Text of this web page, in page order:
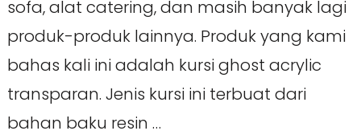
sofa, alat catering, dan masih banyak lagi
produk-produk lainnya. Produk yang kami
bahas kali ini adalah kursi ghost acrylic
transparan. Jenis kursi ini terbuat dari
bahan baku resin …